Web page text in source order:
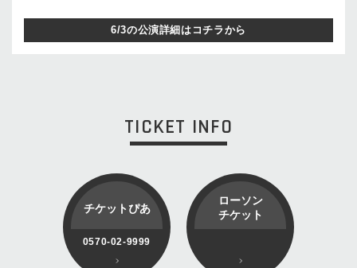
6/3の公演詳細はコチラから
TICKET INFO
チケットぴあ
0570-02-9999
ローソン
チケット